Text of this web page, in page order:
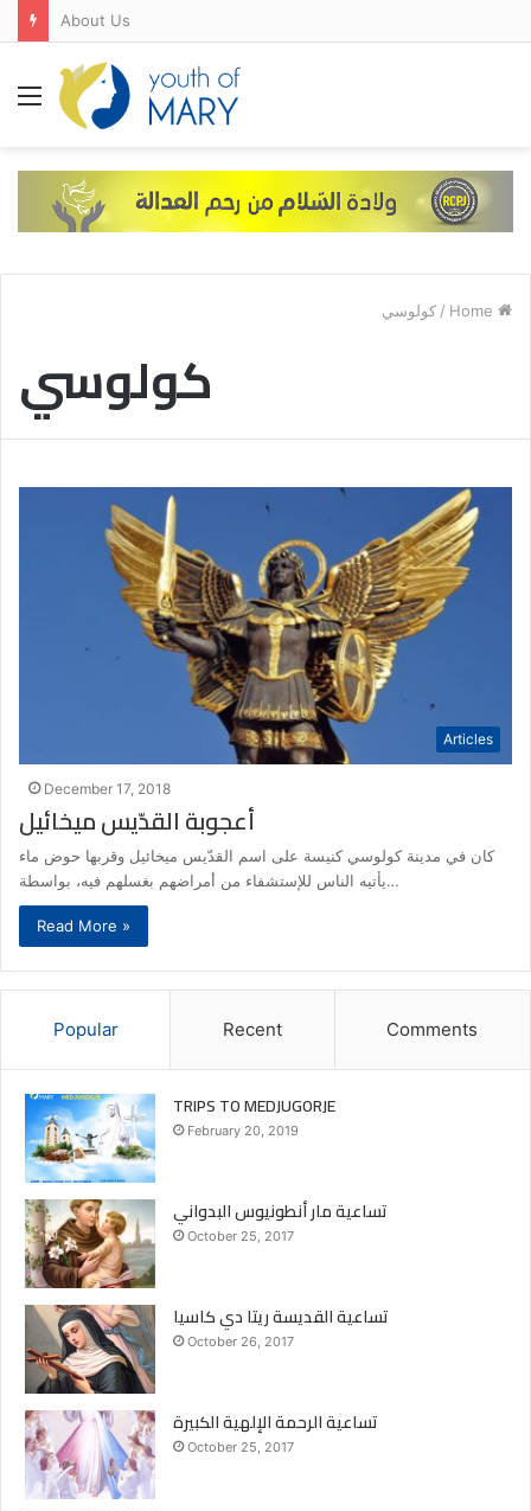
About Us
Menu
/ كولوسي
كولوسي
Articles
December 17, 2018
أعجوبة القدّيس ميخائيل
كان في مدينة كولوسي كنيسة على اسم القدّيس ميخائيل وقربها حوض ماء
يأتيه الناس للإستشفاء من أمراضهم بغسلهم فيه، بواسطة…
Read More »
Popular Recent Comments
TRIPS TO MEDJUGORJE
February 20, 2019
تساعية مار أنطونيوس البدواني
October 25, 2017
تساعية القديسة ريتا دي كاسيا
October 26, 2017
تساعية الرحمة الإلهية الكبيرة
October 25, 2017